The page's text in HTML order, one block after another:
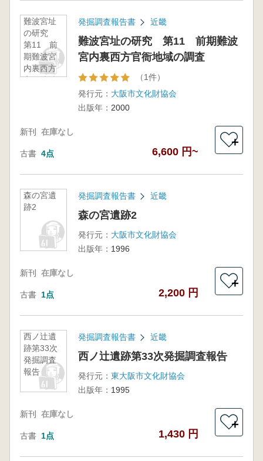
難波宮址
の研究
第11 前
期難波宮
内裏西方
官衙地域
発掘調査報告書 近畿
難波宮址の研究 第11 前期難波
宮内裏西方官衙地域の調査
（1件）
発行元： 大阪市文化財協会
出版年： 2000
新刊 在庫なし
古書 4点 6,600 円~
＋
森の宮遺
跡2
発掘調査報告書 近畿
森の宮遺跡2
発行元： 大阪市文化財協会
出版年： 1996
新刊 在庫なし
古書 1点 2,200 円
＋
西ノ辻遺
跡第33次
発掘調査
報告
発掘調査報告書 近畿
西ノ辻遺跡第33次発掘調査報告
発行元： 東大阪市文化財協会
出版年： 1995
新刊 在庫なし
古書 1点 1,430 円
＋